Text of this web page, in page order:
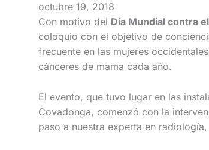
octubre 19, 2018
Con motivo del Día Mundial contra
coloquio con el objetivo de
frecuente en las mujeres
cánceres de mama cada año.
El evento, que tuvo lugar en las
Covadonga, comenzó con la
paso a nuestra experta en radiología,